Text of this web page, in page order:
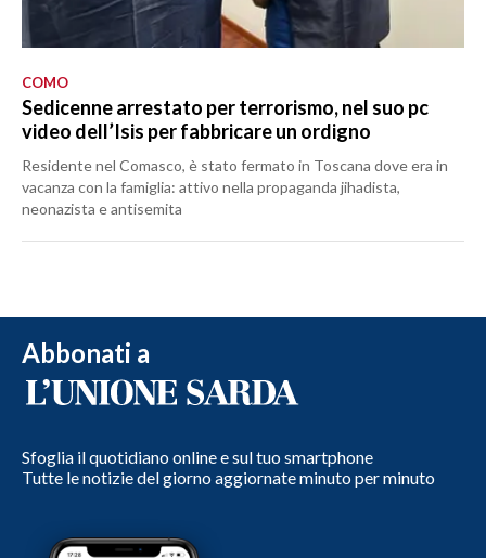
COMO
Sedicenne arrestato per terrorismo, nel suo pc
video dell’Isis per fabbricare un ordigno
Residente nel Comasco, è stato fermato in Toscana dove era in
vacanza con la famiglia: attivo nella propaganda jihadista,
neonazista e antisemita
Abbonati a
Sfoglia il quotidiano online e sul tuo smartphone
Tutte le notizie del giorno aggiornate minuto per minuto